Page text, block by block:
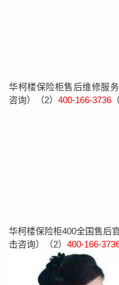
华柯楼保险柜售后维修服
咨询）（2） 400-166-3736
华柯楼保险柜400全国售后
击咨询）（2） 400-166-